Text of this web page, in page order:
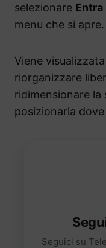
selezionare
menu che si apre.
Viene
riorganizzare
ridimensionare la
posizionarla
Seguici su